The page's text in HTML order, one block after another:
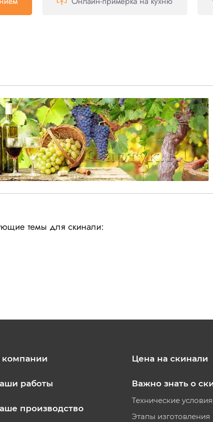
темы для скинали:
работы
производство
Цена на скинали
Важно знать о
Технические условия
Этапы изготовления